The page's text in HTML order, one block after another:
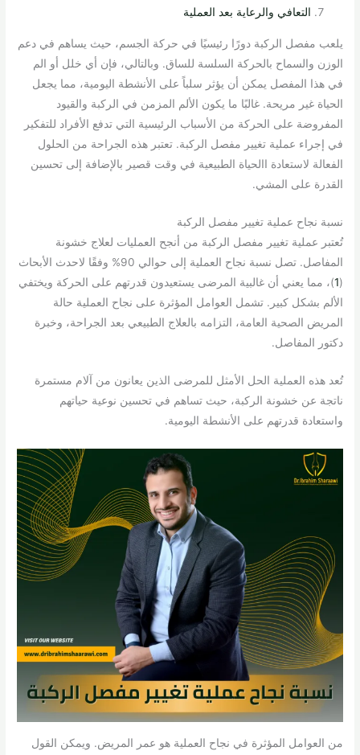
التعافي والرعاية بعد العملية
يلعب مفصل الركبة دورًا رئيسيًا في حركة الجسم، حيث يساهم في دعم
الوزن والسماح بالحركة السلسة للساق. وبالتالي، فإن أي خلل أو الم
في هذا المفصل يمكن أن يؤثر سلباً على الأنشطة اليومية، مما يجعل
الحياة غير مريحة. غالبًا ما يكون الألم المزمن في الركبة والقيود
المفروضة على الحركة من الأسباب الرئيسية التي تدفع الأفراد للتفكير
في إجراء عملية تغيير مفصل الركبة. تعتبر هذه الجراحة من الحلول
الفعالة لاستعادة االحياة الطبيعية في وقت قصير بالإضافة إلى تحسين
القدرة على المشي.
نسبة نجاح عملية تغيير مفصل الركبة
تُعتبر عملية تغيير مفصل الركبة من أنجح العمليات لعلاج خشونة
المفاصل. تصل نسبة نجاح العملية إلى حوالي 90% وفقًا لاحدث الأبحاث
(
1)، مما يعني أن غالبية المرضى يستعيدون قدرتهم على الحركة ويختفي
الألم بشكل كبير. تشمل العوامل المؤثرة على نجاح العملية حالة
المريض الصحية العامة، التزامه بالعلاج الطبيعي بعد الجراحة، وخبرة
دكتور المفاصل.
تُعد هذه العملية الحل الأمثل للمرضى الذين يعانون من آلام مستمرة
ناتجة عن خشونة الركبة، حيث تساهم في تحسين نوعية حياتهم
واستعادة قدرتهم على الأنشطة اليومية.
من العوامل المؤثرة في نجاح العملية هو عمر المريض. ويمكن القول